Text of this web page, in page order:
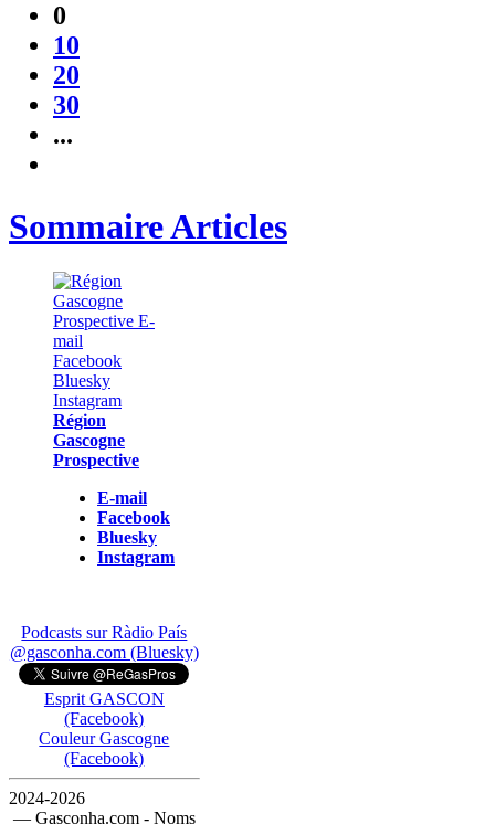
0
10
20
30
...
Sommaire Articles
Région
Gascogne
Prospective
E-mail
Facebook
Bluesky
Instagram
Podcasts sur Ràdio País
@gasconha.com (Bluesky)
Esprit GASCON
(Facebook)
Couleur Gascogne
(Facebook)
2024-2026
— Gasconha.com - Noms